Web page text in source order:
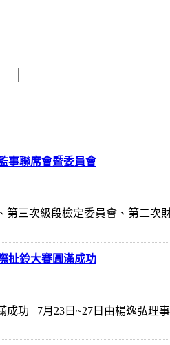
事聯席會暨委員會
、第三次級段檢定委員會、第
扯鈴大賽圓滿成功
成功 7月23日~27日由楊逸弘理